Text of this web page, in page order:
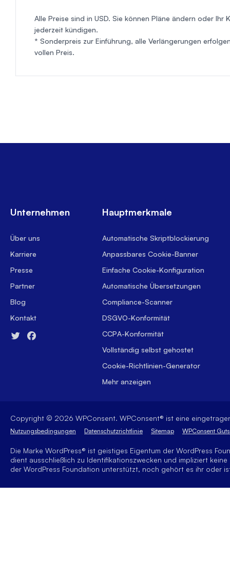
Alle Preise sind in USD. Sie können Pläne ändern oder Ihr
jederzeit kündigen.
* Sonderpreis zur Einführung, alle Verlängerungen
vollen Preis.
Unternehmen
Über uns
Karriere
Presse
Partner
Blog
Kontakt
Hauptmerkmale
Automatische Skriptblockierung
Anpassbares Cookie-Banner
Einfache Cookie-Konfiguration
Automatische Übersetzungen
Compliance-Scanner
DSGVO-Konformität
CCPA-Konformität
Vollständig selbst gehostet
Cookie-Richtlinien-Generator
Mehr anzeigen
Copyright © 2026 WPConsent. WPConsent® ist eine
Nutzungsbedingungen Datenschutzrichtlinie Sitemap WPConsent
Die Marke WordPress® ist geistiges Eigentum der WordPress
dient ausschließlich zu Identifikationszwecken und impliziert
der WordPress Foundation unterstützt, noch gehört es ihr oder